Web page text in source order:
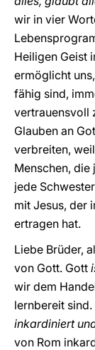
wir in vier
Heiligen Geist
ermöglicht
fähig sind,
vertrauensvoll
Glauben an
verbreiten,
Menschen,
jede
mit Jesus, der
ertragen hat.
Liebe Brüder,
von Gott. Gott
wir dem
lernbereit
inkardiniert
von Rom